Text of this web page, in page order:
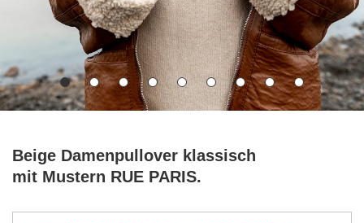
Beige Damenpullover klassisch
mit Mustern RUE PARIS.